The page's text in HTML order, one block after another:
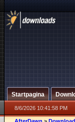
Startpagina
8/6/2026 10:41:58 PM